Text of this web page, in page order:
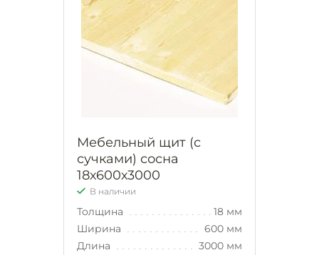
Мебельный щит (с
сучками) сосна
18х600х3000
В наличии
Толщина
18 мм
Ширина
600 мм
Длина
3000 мм